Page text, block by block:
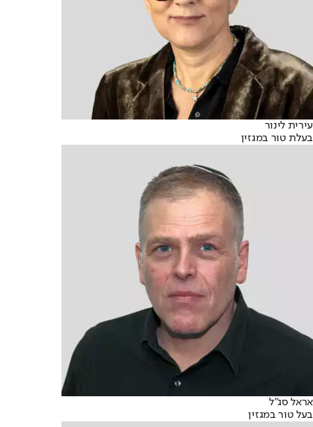
עירית לינור
בעלת טור במגזין
אראל סג"ל
בעל טור במגזין